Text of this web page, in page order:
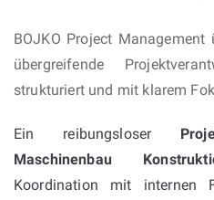
BOJKO Project
übergreifende
strukturiert und mit klarem
Ein reibungsloser
Maschinenbau
Koordination mit internen